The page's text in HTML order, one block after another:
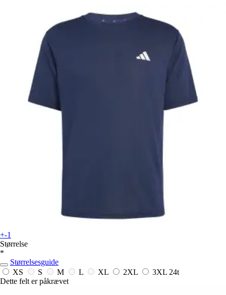
+-1
Størrelse
*
Størrelsesguide
XS
S M L XL 2XL 3XL 24t
Dette felt er påkrævet